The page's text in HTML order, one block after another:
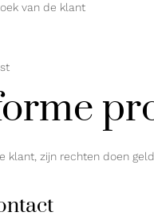
van de klant
zijn rechten doen